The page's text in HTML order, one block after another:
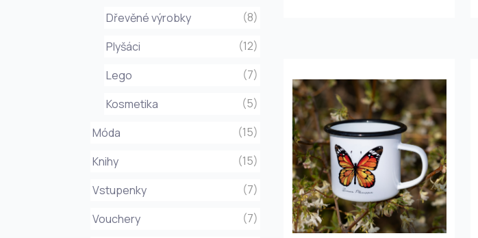
Dřevěné výrobky
(8)
Plyšáci
(12)
Lego
(7)
Kosmetika
(5)
Móda
(15)
Knihy
(15)
Vstupenky
(7)
Vouchery
(7)